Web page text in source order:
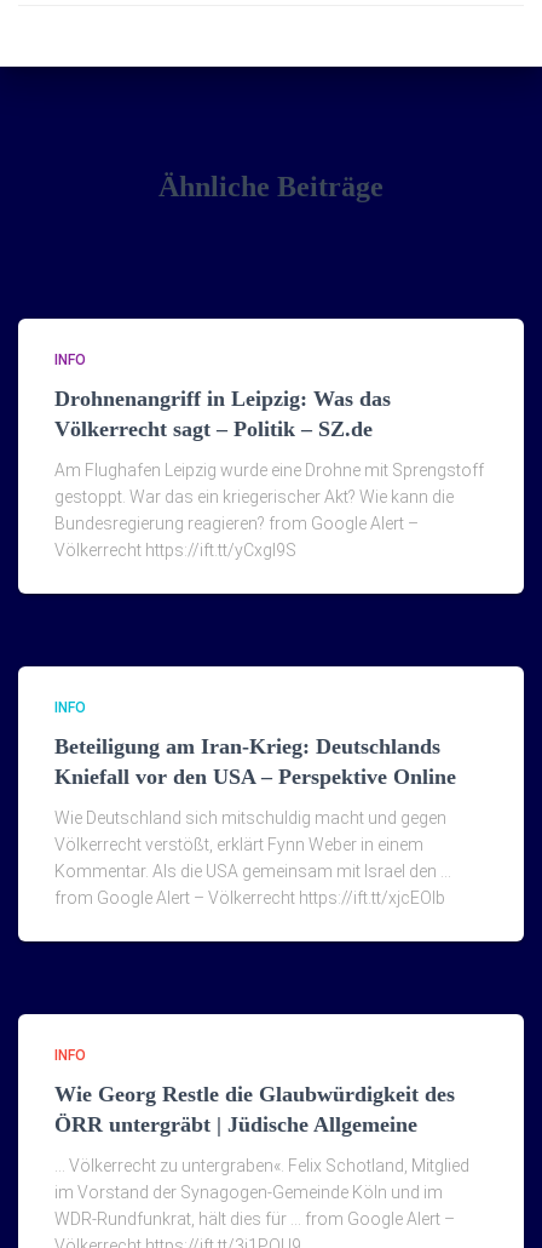
Ähnliche Beiträge
INFO
Drohnenangriff in Leipzig: Was das
Völkerrecht sagt – Politik – SZ.de
Am Flughafen Leipzig wurde eine Drohne mit Sprengstoff
gestoppt. War das ein kriegerischer Akt? Wie kann die
Bundesregierung reagieren? from Google Alert –
Völkerrecht https://ift.tt/yCxgI9S
INFO
Beteiligung am Iran-Krieg: Deutschlands
Kniefall vor den USA – Perspektive Online
Wie Deutschland sich mitschuldig macht und gegen
Völkerrecht verstößt, erklärt Fynn Weber in einem
Kommentar. Als die USA gemeinsam mit Israel den …
from Google Alert – Völkerrecht https://ift.tt/xjcEOIb
INFO
Wie Georg Restle die Glaubwürdigkeit des
ÖRR untergräbt | Jüdische Allgemeine
… Völkerrecht zu untergraben«. Felix Schotland, Mitglied
im Vorstand der Synagogen-Gemeinde Köln und im
WDR-Rundfunkrat, hält dies für … from Google Alert –